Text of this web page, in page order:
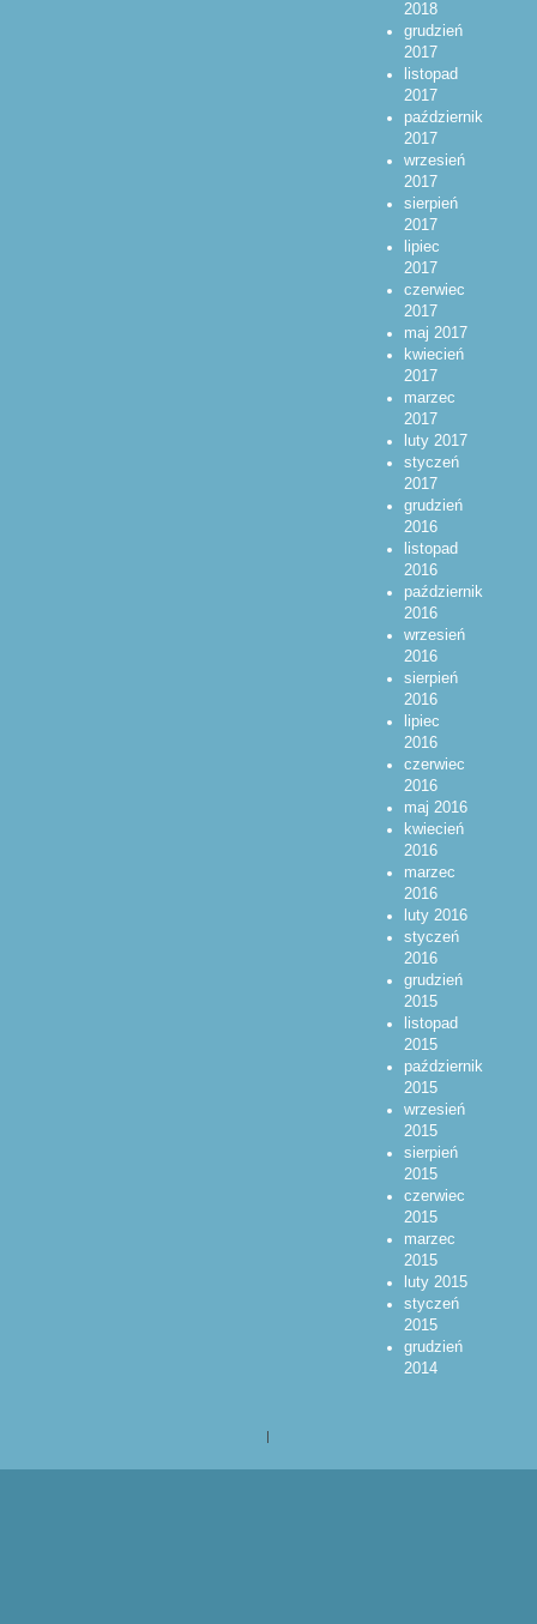
2018
grudzień
2017
listopad
2017
październik
2017
wrzesień
2017
sierpień
2017
lipiec
2017
czerwiec
2017
maj 2017
kwiecień
2017
marzec
2017
luty 2017
styczeń
2017
grudzień
2016
listopad
2016
październik
2016
wrzesień
2016
sierpień
2016
lipiec
2016
czerwiec
2016
maj 2016
kwiecień
2016
marzec
2016
luty 2016
styczeń
2016
grudzień
2015
listopad
2015
październik
2015
wrzesień
2015
sierpień
2015
czerwiec
2015
marzec
2015
luty 2015
styczeń
2015
grudzień
2014
|